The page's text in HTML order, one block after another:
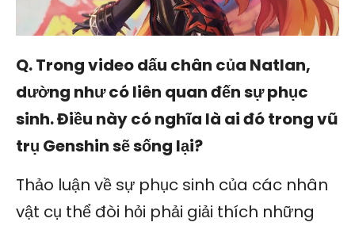
Q. Trong video dấu chân của Natlan,
dường như có liên quan đến sự phục
sinh. Điều này có nghĩa là ai đó trong vũ
trụ Genshin sẽ sống lại?
Thảo luận về sự phục sinh của các nhân
vật cụ thể đòi hỏi phải giải thích những